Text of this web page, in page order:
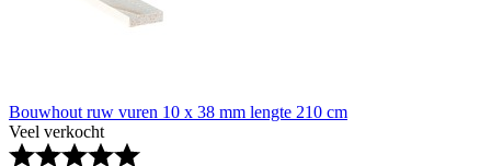
Bouwhout ruw vuren 10 x 38 mm lengte 210 cm
Veel verkocht